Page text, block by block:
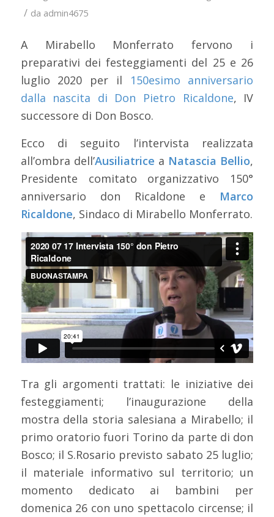
/ da admin4675
A Mirabello Monferrato fervono i
preparativi dei festeggiamenti del 25 e 26
luglio 2020 per il 150esimo anniversario
dalla nascita di Don Pietro Ricaldone, IV
successore di Don Bosco.
Ecco di seguito l’intervista realizzata
all’ombra dell’Ausiliatrice a Natascia Bellio,
Presidente comitato organizzativo 150°
anniversario don Ricaldone e Marco
Ricaldone, Sindaco di Mirabello Monferrato.
Tra gli argomenti trattati: le iniziative dei
festeggiamenti; l’inaugurazione della
mostra della storia salesiana a Mirabello; il
primo oratorio fuori Torino da parte di don
Bosco; il S.Rosario previsto sabato 25 luglio;
il materiale informativo sul territorio; un
momento dedicato ai bambini per
domenica 26 con uno spettacolo circense; il